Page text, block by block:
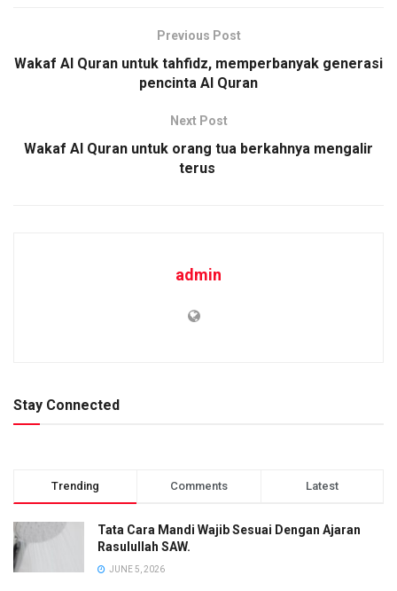
Previous Post
Wakaf Al Quran untuk tahfidz, memperbanyak generasi
pencinta Al Quran
Next Post
Wakaf Al Quran untuk orang tua berkahnya mengalir
terus
admin
Stay Connected
Trending Comments Latest
Tata Cara Mandi Wajib Sesuai Dengan Ajaran
Rasulullah SAW.
JUNE 5, 2026